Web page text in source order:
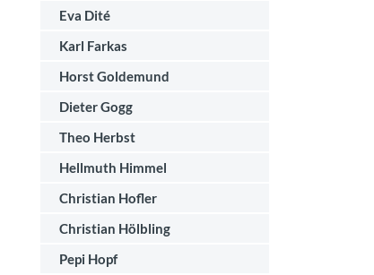
Eva Dité
Karl Farkas
Horst Goldemund
Dieter Gogg
Theo Herbst
Hellmuth Himmel
Christian Hofler
Christian Hölbling
Pepi Hopf